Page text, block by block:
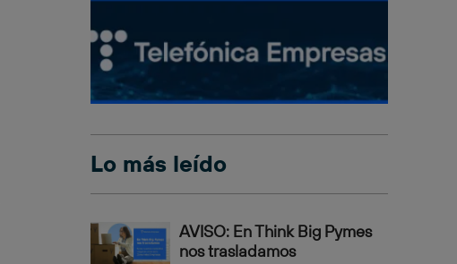
Lo más leído
AVISO: En Think Big Pymes
nos trasladamos